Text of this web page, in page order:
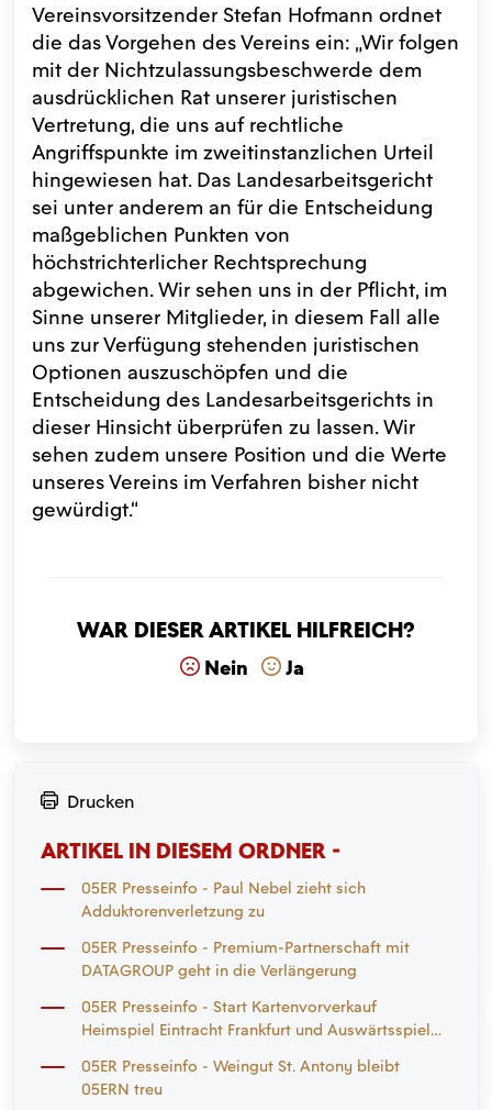
Vereinsvorsitzender Stefan Hofmann ordnet
die das Vorgehen des Vereins ein: „Wir folgen
mit der Nichtzulassungsbeschwerde dem
ausdrücklichen Rat unserer juristischen
Vertretung, die uns auf rechtliche
Angriffspunkte im zweitinstanzlichen Urteil
hingewiesen hat. Das Landesarbeitsgericht
sei unter anderem an für die Entscheidung
maßgeblichen Punkten von
höchstrichterlicher Rechtsprechung
abgewichen. Wir sehen uns in der Pflicht, im
Sinne unserer Mitglieder, in diesem Fall alle
uns zur Verfügung stehenden juristischen
Optionen auszuschöpfen und die
Entscheidung des Landesarbeitsgerichts in
dieser Hinsicht überprüfen zu lassen. Wir
sehen zudem unsere Position und die Werte
unseres Vereins im Verfahren bisher nicht
gewürdigt.“
War dieser Artikel hilfreich?
Nein Ja
Drucken
ARTIKEL IN DIESEM ORDNER -
05ER Presseinfo - Paul Nebel zieht sich
Adduktorenverletzung zu
05ER Presseinfo - Premium-Partnerschaft mit
DATAGROUP geht in die Verlängerung
05ER Presseinfo - Start Kartenvorverkauf
Heimspiel Eintracht Frankfurt und Auswärtsspiel
05ER Presseinfo - Weingut St. Antony bleibt
05ERN treu